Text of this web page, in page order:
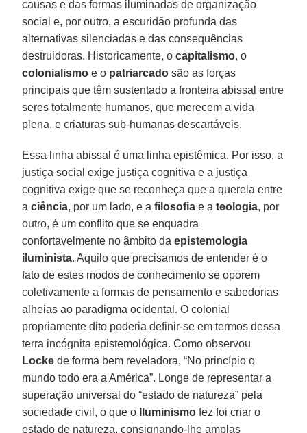
causas e das formas iluminadas de organização
social e, por outro, a escuridão profunda das
alternativas silenciadas e das consequências
destruidoras. Historicamente, ocapitalismo, o
colonialismo e o patriarcado são as forças
principais que têm sustentado a fronteira abissal entre
seres totalmente humanos, que merecem a vida
plena, e criaturas sub-humanas descartáveis.
Essa linha abissal é uma linha epistêmica. Por isso, a
justiça social exige justiça cognitiva e a justiça
cognitiva exige que se reconheça que a querela entre
aciência, por um lado, e afilosofia e ateologia, por
outro, é um conflito que se enquadra
confortavelmente no âmbito daepistemologia
iluminista. Aquilo que precisamos de entender é o
fato de estes modos de conhecimento se oporem
coletivamente a formas de pensamento e sabedorias
alheias ao paradigma ocidental. O colonial
propriamente dito poderia definir-se em termos dessa
terra incógnita epistemológica. Como observou
Locke de forma bem reveladora, “No princípio o
mundo todo era a América”. Longe de representar a
superação universal do “estado de natureza” pela
sociedade civil, o que o
Iluminismo fez foi criar o
estado de natureza, consignando-lhe amplas